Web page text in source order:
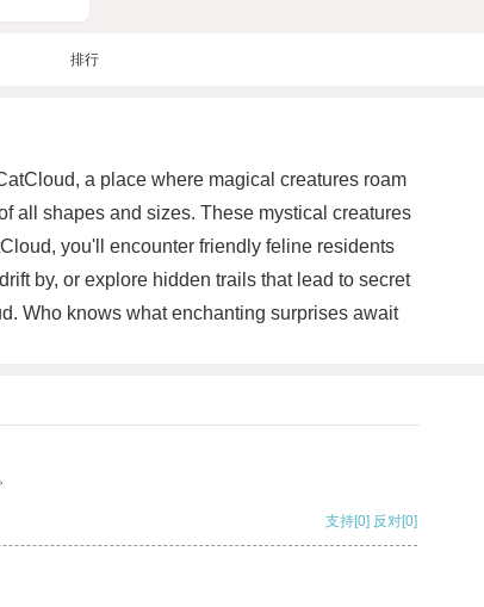
排行
a place where magical creatures roam
all shapes and sizes. These mystical creatures
you'll encounter friendly feline residents
by, or explore hidden trails that lead to secret
Who knows what enchanting surprises await
支持[0] 反对[0]